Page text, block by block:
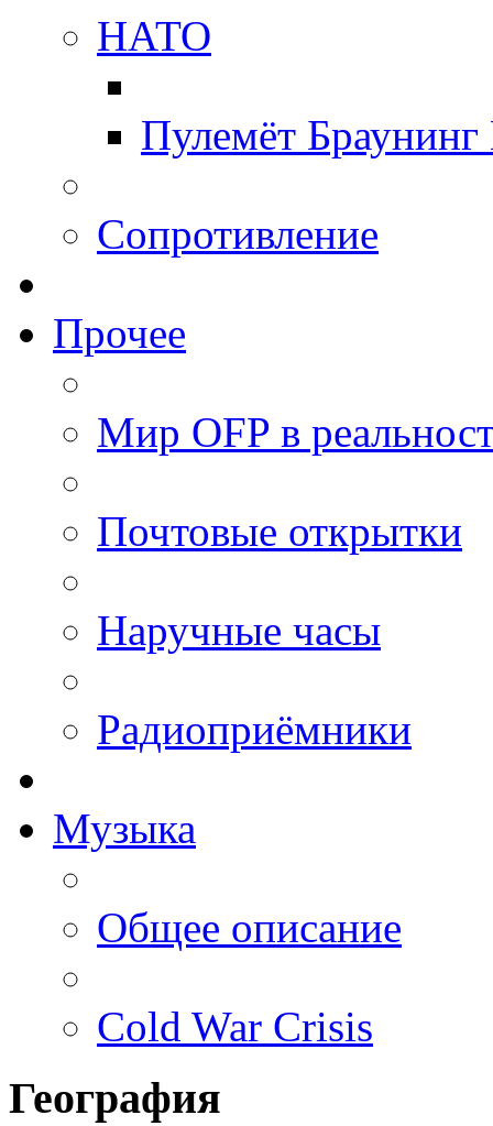
НАТО
Пулемёт
Сопротивление
Прочее
Мир OFP в
Почтовые открытки
Наручные часы
Радиоприёмники
Музыка
Общее описание
Cold War Crisis
География